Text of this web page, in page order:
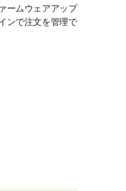
ームウェアアップ
ンで注文を管理で